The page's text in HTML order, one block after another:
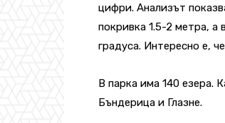
цифри. Анализът
покривка 1.5-2 метра,
градуса. Интересно е,
В парка има 140 езера.
Бъндерица и Глазне.